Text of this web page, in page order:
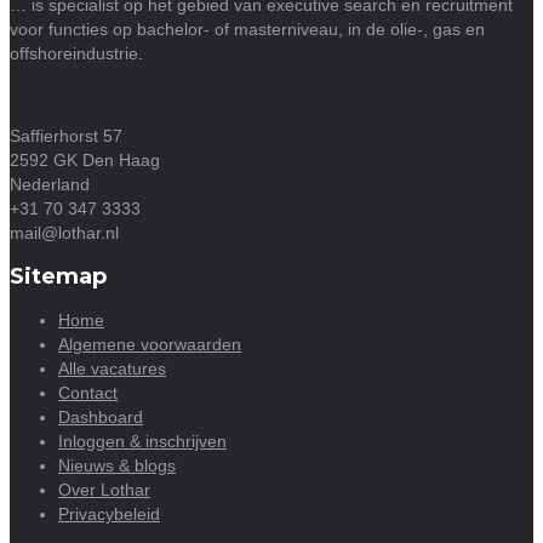
… is specialist op het gebied van executive search en recruitment
voor functies op bachelor- of masterniveau, in de olie-, gas en
offshoreindustrie.
Saffierhorst 57
2592 GK Den Haag
Nederland
+31 70 347 3333
mail@lothar.nl
Sitemap
Home
Algemene voorwaarden
Alle vacatures
Contact
Dashboard
Inloggen & inschrijven
Nieuws & blogs
Over Lothar
Privacybeleid